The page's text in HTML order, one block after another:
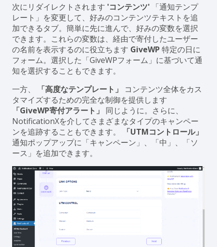
次にリダイレクトされます 'コンテンツ' 「通知テンプ
レート」を変更して、好みのコンテンツテキストを追
加できるタブ。簡単に先に進んで、好みの変数を選択
できます。これらの変数は、経由で寄付したユーザー
の名前を表示するのに役立ちます GiveWP 特定の日に
フォーム。選択した「GiveWPフォーム」に基づいて通
知を選択することもできます。
一方、
「高度なテンプレート」
コンテンツ全体をカス
タマイズするための完全な制御を提供します
「GiveWP寄付アラート」
同じように。さらに、
NotificationXを介してさまざまなタイプのキャンペー
ンを追跡することもできます。
「UTMコントロール」
通知ポップアップに「キャンペーン」、「中」、「ソ
ース」を追加できます。